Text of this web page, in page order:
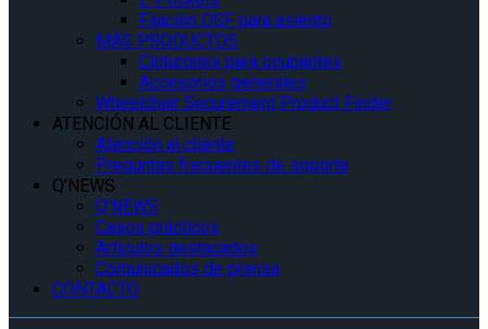
Fijación QSF para asiento
MÁS PRODUCTOS
Cinturones para ocupantes
Accesorios generales
Wheelchair Securement Product Finder
ATENCIÓN AL CLIENTE
Atención al cliente
Preguntas frecuentes de soporte
Q’NEWS
Q’NEWS
Casos prácticos
Artículos destacados
Comunicados de prensa
CONTACTO